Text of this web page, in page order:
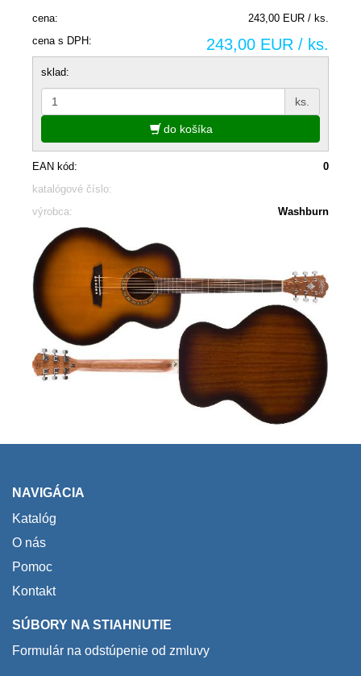
cena:
243,00 EUR / ks.
cena s DPH:
243,00 EUR / ks.
sklad:
ks.
do košíka
EAN kód:
0
katalógové číslo:
výrobca:
Washburn
NAVIGÁCIA
Katalóg
O nás
Pomoc
Kontakt
SÚBORY NA STIAHNUTIE
Formulár na odstúpenie od zmluvy